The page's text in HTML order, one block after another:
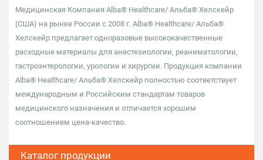
Каталог продукции
Медицинская Компания Alba® Healthcare/ Альба® Хелскейр
(США) на рынке России с 2008 г. Alba® Healthcare/ Альба®
Хелскейр предлагает одноразовые высококачественные
расходные материалы для анестезиологии, реаниматологии,
гастроэнтерологии, урологии и хирургии. Продукция компании
Alba® Healthcare/ Альба® Хелскейр полностью соответствует
международным и Российским стандартам товаров
медицинского назначения и отличается хорошим
соотношением цена-качество.